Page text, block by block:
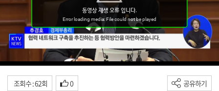
조회수 : 62회 0 공유하기